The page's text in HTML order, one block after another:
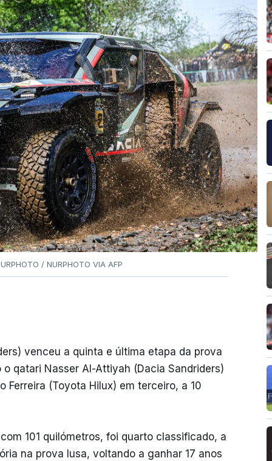
/ NURPHOTO VIA AFP
venceu a quinta e última etapa da prova
qatari Nasser Al-Attiyah (Dacia Sandriders)
(Toyota Hilux) em terceiro, a 10
101 quilómetros, foi quarto classificado, a
na prova lusa, voltando a ganhar 17 anos